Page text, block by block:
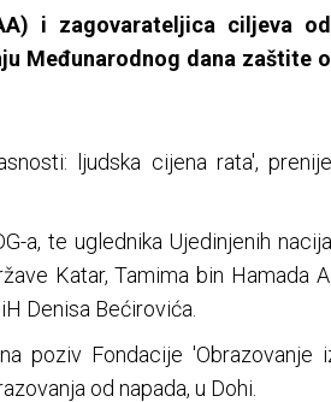
i zagovarateljica ciljeva
Međunarodnog dana zaštite
ljudska cijena rata',
a, te uglednika Ujedinjenih
Katar, Tamima bin Hamada
Denisa Bećirovića.
poziv Fondacije 'Obrazovanje
od napada, u Dohi.